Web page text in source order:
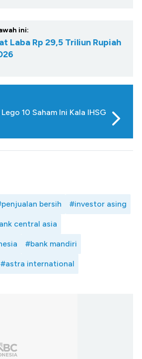
ini:
Laba Rp 29,5 Triliun Rupiah
10 Saham Ini Kala IHSG
bersih #investor asing
central asia
#bank mandiri
#astra international